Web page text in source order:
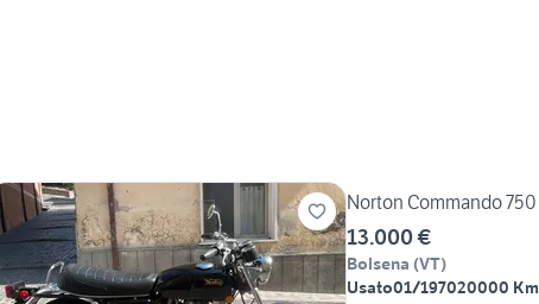
13.000 €
Bolsena (VT)
Usato01/197020000 Km